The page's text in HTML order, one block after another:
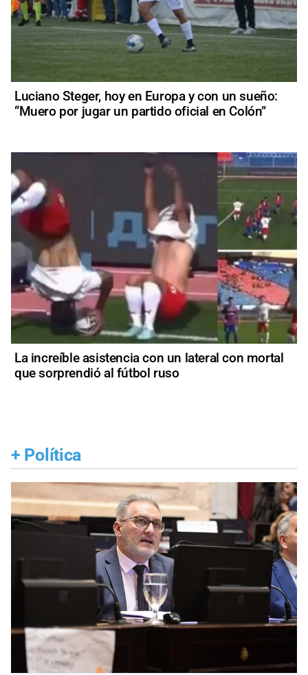
Luciano Steger, hoy en Europa y con un sueño:
“Muero por jugar un partido oficial en Colón”
La increíble asistencia con un lateral con mortal
que sorprendió al fútbol ruso
+ Política